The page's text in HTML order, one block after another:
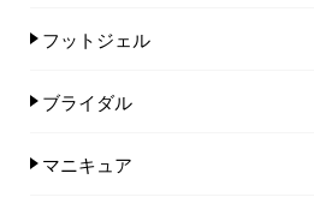
フットジェル
ブライダル
マニキュア